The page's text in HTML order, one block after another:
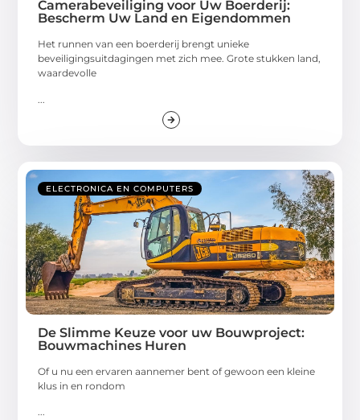
Camerabeveiliging voor Uw Boerderij:
Bescherm Uw Land en Eigendommen
Het runnen van een boerderij brengt unieke
beveiligingsuitdagingen met zich mee. Grote stukken land,
waardevolle
ELECTRONICA EN COMPUTERS
De Slimme Keuze voor uw Bouwproject:
Bouwmachines Huren
Of u nu een ervaren aannemer bent of gewoon een kleine
klus in en rondom